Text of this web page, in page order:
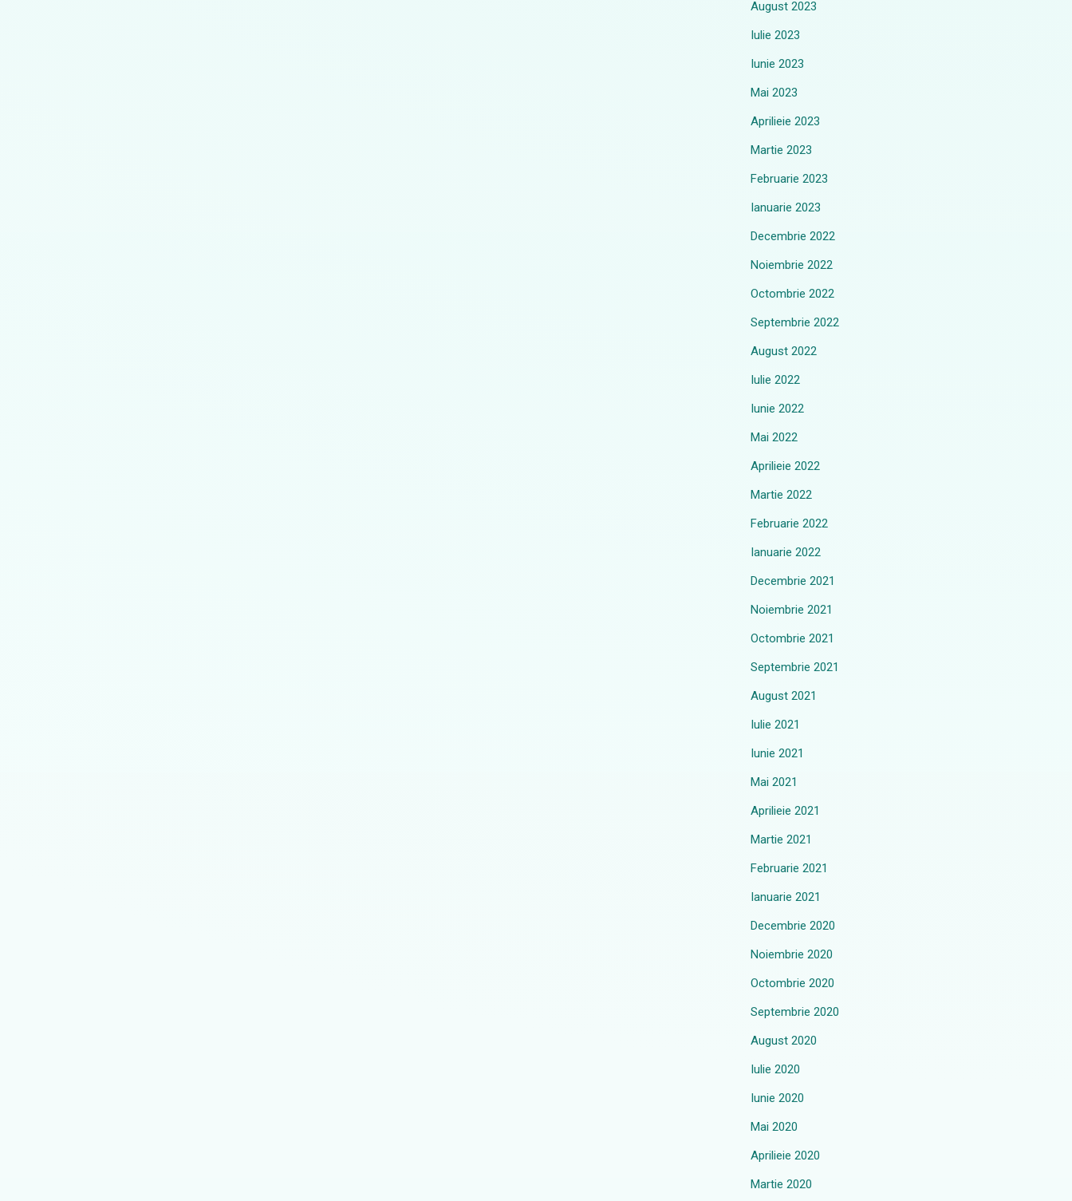
August 2023
Iulie 2023
Iunie 2023
Mai 2023
Aprilieie 2023
Martie 2023
Februarie 2023
Ianuarie 2023
Decembrie 2022
Noiembrie 2022
Octombrie 2022
Septembrie 2022
August 2022
Iulie 2022
Iunie 2022
Mai 2022
Aprilieie 2022
Martie 2022
Februarie 2022
Ianuarie 2022
Decembrie 2021
Noiembrie 2021
Octombrie 2021
Septembrie 2021
August 2021
Iulie 2021
Iunie 2021
Mai 2021
Aprilieie 2021
Martie 2021
Februarie 2021
Ianuarie 2021
Decembrie 2020
Noiembrie 2020
Octombrie 2020
Septembrie 2020
August 2020
Iulie 2020
Iunie 2020
Mai 2020
Aprilieie 2020
Martie 2020